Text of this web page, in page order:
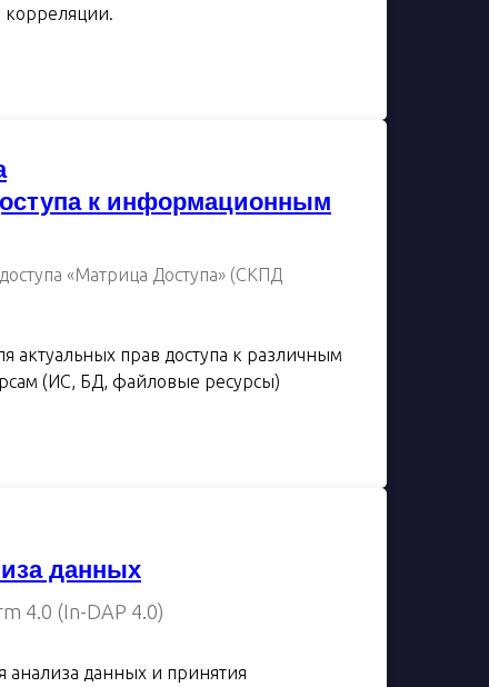
корреляции.
к информационным
«Матрица Доступа» (СКПД
актуальных прав доступа к различным
(ИС, БД, файловые ресурсы)
данных
4.0 (In-DAP 4.0)
анализа данных и принятия